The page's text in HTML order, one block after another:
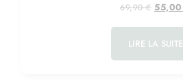
69,90€
LIRE LA SUITE